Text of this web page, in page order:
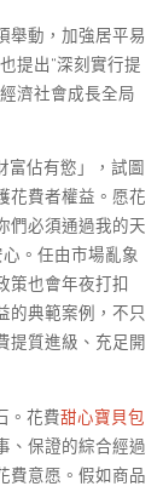
舉動，加強居平易
提出“深刻實行提
濟社會成長全局
富佔有慾」，試圖
花費者權益。愿花
們必須通過我的天
。任由市場亂象
策也會年夜打扣
的典範案例，不只
提質進級、充足開
。花費甜心寶貝包
、保證的綜合經過
費意愿。假如商品